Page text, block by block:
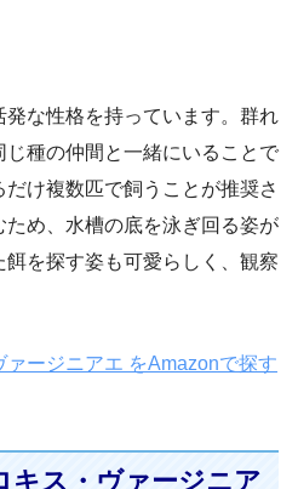
な性格を持っています。群れ
種の仲間と一緒にいることで
け複数匹で飼うことが推奨さ
め、水槽の底を泳ぎ回る姿が
餌を探す姿も可愛らしく、観察
ージニアエ をAmazonで探す
キス・ヴァージニア